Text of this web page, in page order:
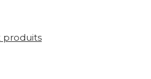
produits